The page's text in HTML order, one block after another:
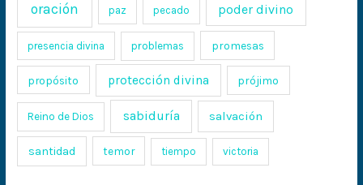
oración paz pecado poder divino
presencia divina problemas promesas
propósito protección divina prójimo
Reino de Dios sabiduría salvación
santidad temor tiempo victoria